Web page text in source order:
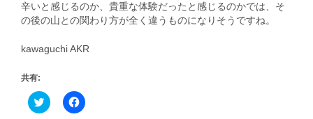
辛いと感じるのか、貴重な体験だったと感じるのかでは、そ
の後の山との関わり方が全く違うものになりそうですね。
kawaguchi AKR
共有:
ク
リ
Facebook
で